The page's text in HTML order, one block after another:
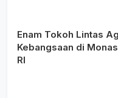
Enam Tokoh Lintas
Kebangsaan di
RI